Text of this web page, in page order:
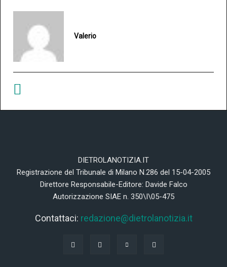
Valerio
DIETROLANOTIZIA.IT
Registrazione del Tribunale di Milano N.286 del 15-04-2005
Direttore Responsabile-Editore: Davide Falco
Autorizzazione SIAE n. 350\I\05-475
Contattaci: redazione@dietrolanotizia.it